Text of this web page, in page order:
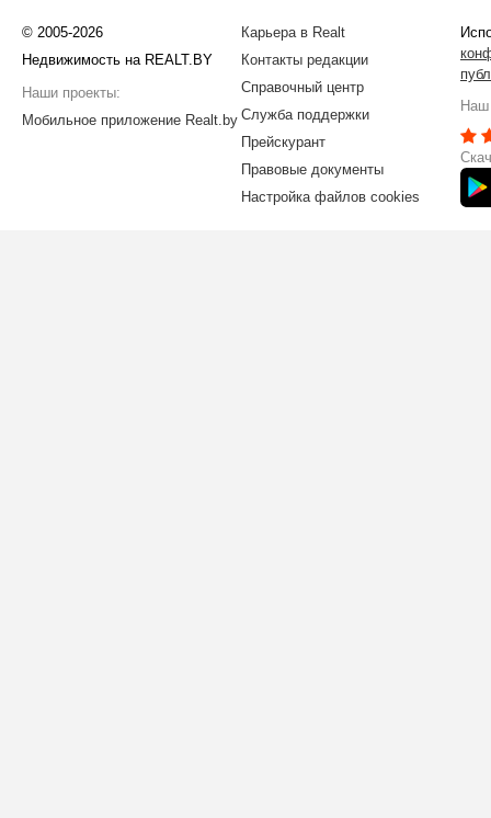
© 2005-2026
Недвижимость на REALT.BY
Наши проекты:
Мобильное приложение Realt.by
Карьера в Realt
Контакты редакции
Справочный центр
Служба поддержки
Прейскурант
Правовые документы
Настройка файлов cookies
Наш